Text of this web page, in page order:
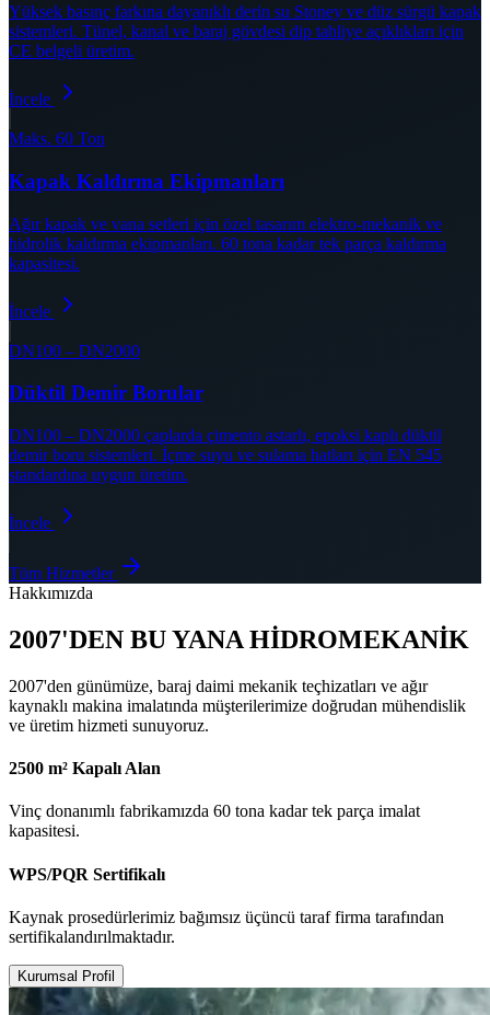
Yüksek basınç farkına dayanıklı derin su Stoney ve düz sürgü kapak
sistemleri. Tünel, kanal ve baraj gövdesi dip tahliye açıklıkları için
CE belgeli üretim.
İncele
Maks. 60 Ton
Kapak Kaldırma Ekipmanları
Ağır kapak ve vana setleri için özel tasarım elektro-mekanik ve
hidrolik kaldırma ekipmanları. 60 tona kadar tek parça kaldırma
kapasitesi.
İncele
DN100 – DN2000
Düktil Demir Borular
DN100 – DN2000 çaplarda çimento astarlı, epoksi kaplı düktil
demir boru sistemleri. İçme suyu ve sulama hatları için EN 545
standardına uygun üretim.
İncele
Tüm Hizmetler
Hakkımızda
2007'DEN BU YANA HİDROMEKANİK
2007'den günümüze, baraj daimi mekanik teçhizatları ve ağır
kaynaklı makina imalatında müşterilerimize doğrudan mühendislik
ve üretim hizmeti sunuyoruz.
2500 m² Kapalı Alan
Vinç donanımlı fabrikamızda 60 tona kadar tek parça imalat
kapasitesi.
WPS/PQR Sertifikalı
Kaynak prosedürlerimiz bağımsız üçüncü taraf firma tarafından
sertifikalandırılmaktadır.
Kurumsal Profil